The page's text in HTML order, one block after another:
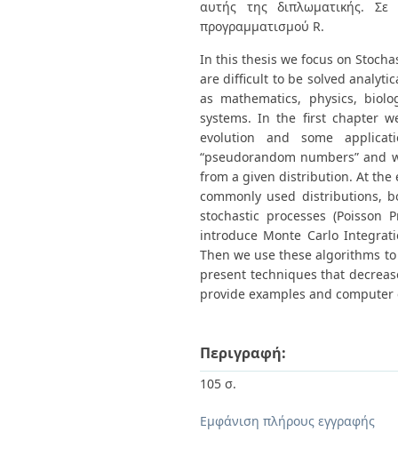
αυτής της διπλωματικής.
προγραμματισμού R.
In this thesis we focus on
are difficult to be solved
as mathematics, physics,
systems. In the first chapter
evolution and some
“pseudorandom numbers”
from a given distribution. At the
commonly used distributions,
stochastic processes
introduce Monte Carlo
Then we use these algorithms
present techniques that
provide examples and
Περιγραφή:
105 σ.
Εμφάνιση πλήρους εγγραφής